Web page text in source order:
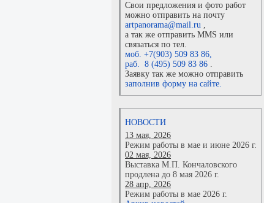
Свои предложения и фото работ
можно отправить на почту
artpanorama@mail.ru ,
а так же отправить MMS или
связаться по тел.
моб. +7(903) 509 83 86,
раб. 8 (495) 509 83 86 .
Заявку так же можно отправить
заполнив форму на сайте.
НОВОСТИ
13 мая, 2026
Режим работы в мае и июне 2026 г.
02 мая, 2026
Выставка М.П. Кончаловского
продлена до 8 мая 2026 г.
28 апр, 2026
Режим работы в мае 2026 г.